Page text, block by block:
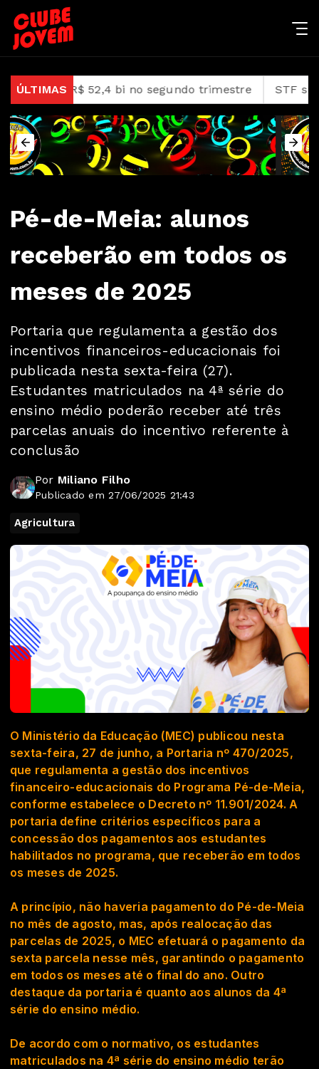
ÚLTIMAS
52,4 bi no segundo trimestre STF suspende
Pé-de-Meia: alunos
receberão em todos os
meses de 2025
Portaria que regulamenta a gestão dos
incentivos financeiros-educacionais foi
publicada nesta sexta-feira (27).
Estudantes matriculados na 4ª série do
ensino médio poderão receber até três
parcelas anuais do incentivo referente à
conclusão
Por Miliano Filho
Publicado em 27/06/2025 21:43
Agricultura
O Ministério da Educação (MEC) publicou nesta
sexta-feira, 27 de junho, a Portaria nº 470/2025,
que regulamenta a gestão dos incentivos
financeiro-educacionais do Programa Pé-de-Meia,
conforme estabelece o Decreto nº 11.901/2024. A
portaria define critérios específicos para a
concessão dos pagamentos aos estudantes
habilitados no programa, que receberão em todos
os meses de 2025.
A princípio, não haveria pagamento do Pé-de-Meia
no mês de agosto, mas, após realocação das
parcelas de 2025, o MEC efetuará o pagamento da
sexta parcela nesse mês, garantindo o pagamento
em todos os meses até o final do ano. Outro
destaque da portaria é quanto aos alunos da 4ª
série do ensino médio.
De acordo com o normativo, os estudantes
matriculados na 4ª série do ensino médio terão